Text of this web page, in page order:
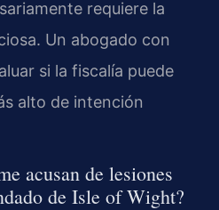
requiere la
Un abogado con
si la fiscalía puede
alto de intención
acusan de lesiones
de Isle of Wight?